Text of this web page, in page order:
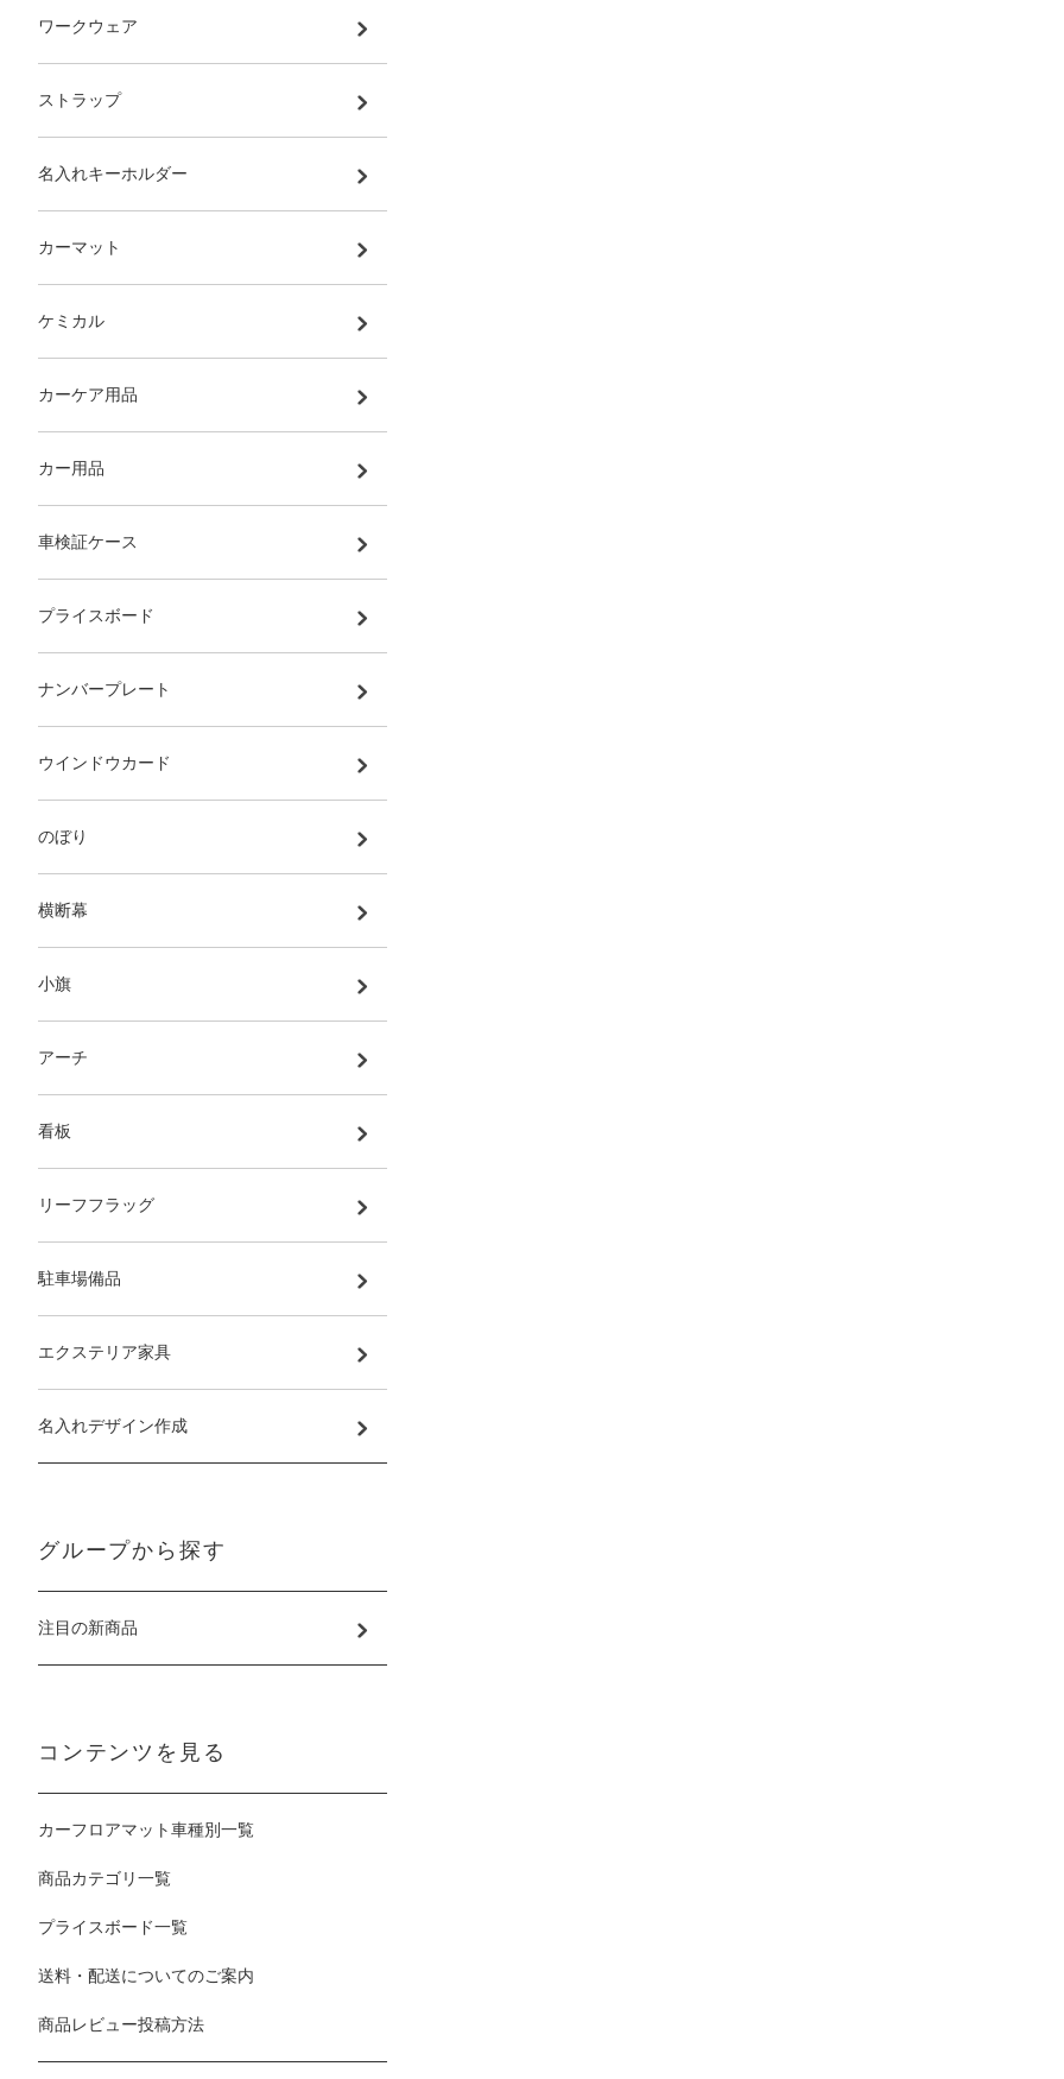
ワークウェア
ストラップ
名入れキーホルダー
カーマット
ケミカル
カーケア用品
カー用品
車検証ケース
プライスボード
ナンバープレート
ウインドウカード
のぼり
横断幕
小旗
アーチ
看板
リーフフラッグ
駐車場備品
エクステリア家具
名入れデザイン作成
グループから探す
注目の新商品
コンテンツを見る
カーフロアマット車種別一覧
商品カテゴリ一覧
プライスボード一覧
送料・配送についてのご案内
商品レビュー投稿方法